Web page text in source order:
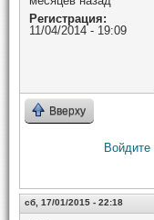
Регистрация:
11/04/2014 - 19:09
Вверху
Войдите
сб, 17/01/2015 - 22:18